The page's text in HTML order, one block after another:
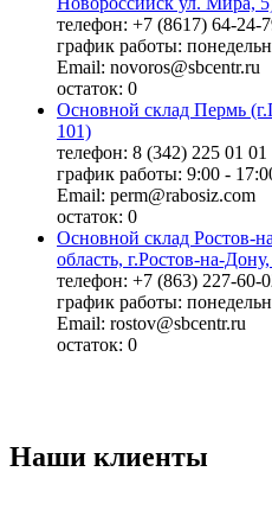
телефон: +7 (8617) 64-24-
график работы:
Email: novoros@sbcentr.ru
остаток: 0
Основной склад Пермь
101)
телефон: 8 (342) 225 01 01
график работы: 9:00 -
Email: perm@rabosiz.com
остаток: 0
Основной склад Ростов-
область, г.Ростов-на-
телефон: +7 (863) 227-60-
график работы:
Email: rostov@sbcentr.ru
остаток: 0
Наши клиенты